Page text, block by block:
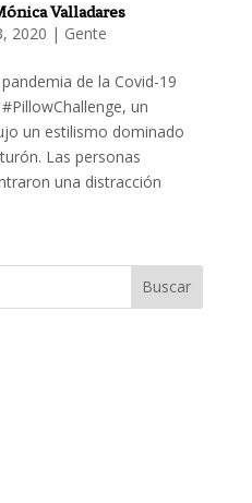
Valladares
2020 | Gente
de la Covid-19
un
un estilismo dominado
Las personas
una distracción